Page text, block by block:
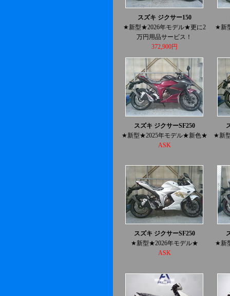
スズキ ジクサー150
★新型★2026年モデル★更に2
万円用品サービス！
372,900円
★新
スズキ ジクサーSF250
★新型★2025年モデル★新色★
ASK
★新
スズキ ジクサーSF250
★新型★2026年モデル★
ASK
★新